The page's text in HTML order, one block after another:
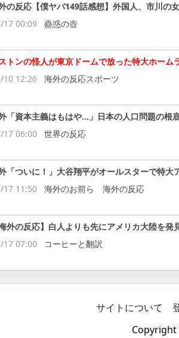
の反応【僕ヤバ149話感想】外国人、市川の
17 00:09
蠱惑の壺
トンの怪人が東京ドームで放った特大ホー
10 12:26
海外の反応スポーツ
「資本主義はもはや…」日本の人口問題の根
17 06:00
世界の反応
「ついに！」大谷翔平がオールスターで特大
17 11:50
海外のお前ら 海外の反応
海外の反応】白人よりも先にアメリカ大陸を発
17 07:00
コーヒーと翻訳
サイトについて